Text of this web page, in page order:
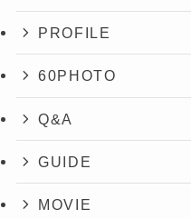
PROFILE
60PHOTO
Q&A
GUIDE
MOVIE